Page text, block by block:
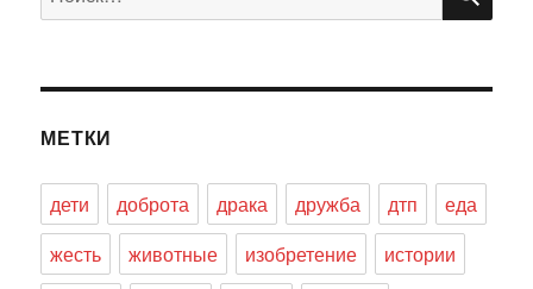
МЕТКИ
дети доброта драка дружба дтп
еда
жесть
животные изобретение
истории